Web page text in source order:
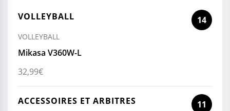
VOLLEYBALL 14
VOLLEYBALL
Mikasa V360W-L
32,99€
ACCESSOIRES ET ARBITRES 11